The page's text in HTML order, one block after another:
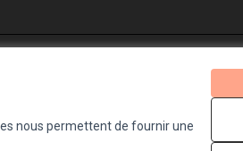
nous permettent de fournir une